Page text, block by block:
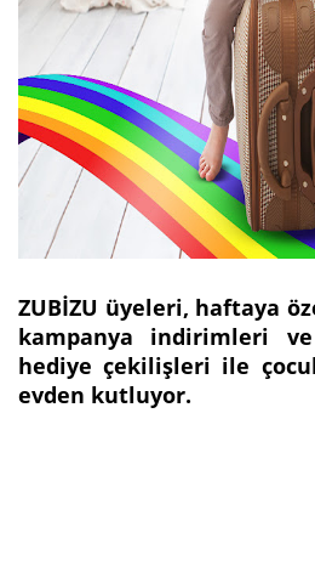
ZUBİZU üyeleri, haftaya
kampanya indirimleri
hediye çekilişleri ile
evden kutluyor.